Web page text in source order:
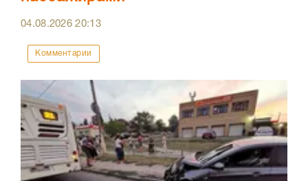
04.08.202620:13
Комментарии